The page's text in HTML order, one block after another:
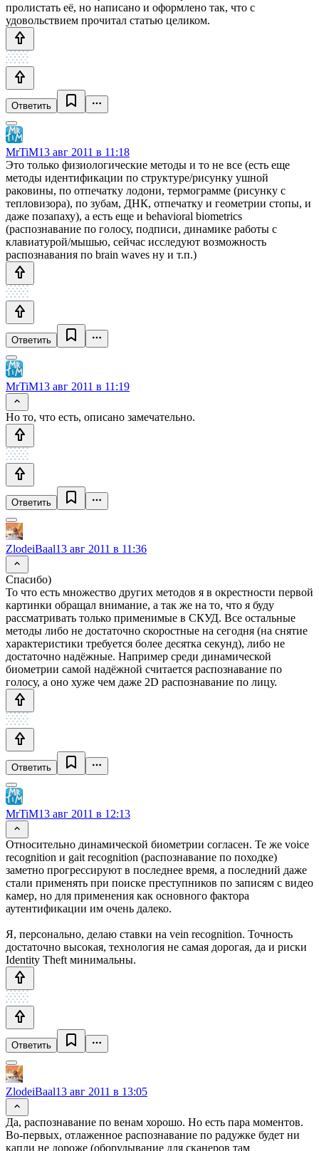
пролистать её, но написано и оформлено так, что с
удовольствием прочитал статью целиком.
Ответить
MrTiM13 авг 2011 в 11:18
Это только физиологические методы и то не все (есть еще
методы идентификации по структуре/рисунку ушной
раковины, по отпечатку лодони, термограмме (рисунку с
тепловизора), по зубам, ДНК, отпечатку и геометрии стопы, и
даже позапаху), а есть еще и behavioral biometrics
(распознавание по голосу, подписи, динамике работы с
клавиатурой/мышью, сейчас исследуют возможность
распознавания по brain waves ну и т.п.)
Ответить
MrTiM13 авг 2011 в 11:19
Но то, что есть, описано замечательно.
Ответить
ZlodeiBaal13 авг 2011 в 11:36
Спасибо)
То что есть множество других методов я в окрестности первой
картинки обращал внимание, а так же на то, что я буду
рассматривать только применимые в СКУД. Все остальные
методы либо не достаточно скоростные на сегодня (на снятие
характеристики требуется более десятка секунд), либо не
достаточно надёжные. Например среди динамической
биометрии самой надёжной считается распознавание по
голосу, а оно хуже чем даже 2D распознавание по лицу.
Ответить
MrTiM13 авг 2011 в 12:13
Относительно динамической биометрии согласен. Те же voice
recognition и gait recognition (распознавание по походке)
заметно прогрессируют в последнее время, а последний даже
стали применять при поиске преступников по записям с видео
камер, но для применения как основного фактора
аутентификации им очень далеко.
Я, персонально, делаю ставки на vein recognition. Точность
достаточно высокая, технология не самая дорогая, да и риски
Identity Theft минимальны.
Ответить
ZlodeiBaal13 авг 2011 в 13:05
Да, распознавание по венам хорошо. Но есть пара моментов.
Во-первых, отлаженное распознавание по радужке будет ни
капли не дороже (оборудывание для сканеров там